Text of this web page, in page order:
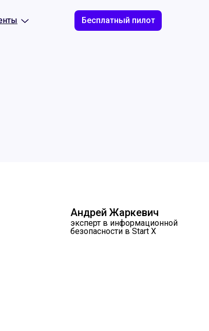
Бесплатный пилот
эксперт в информационной
безопасности в Start X
Андрей Жаркевич